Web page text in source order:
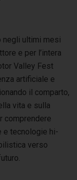
negli ultimi mesi
e per l’intera
Valley Fest
artificiale e
il comparto,
vita e sulla
comprendere
e tecnologie hi-
verso